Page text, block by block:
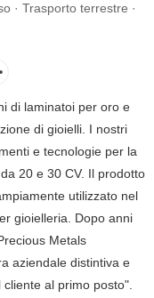
· Trasporto terrestre ·
di laminatoi per oro e
di gioielli. I nostri
e tecnologie per la
20 e 30 CV. Il prodotto
utilizzato nel
gioielleria. Dopo anni
Metals
aziendale distintiva e
al primo posto".